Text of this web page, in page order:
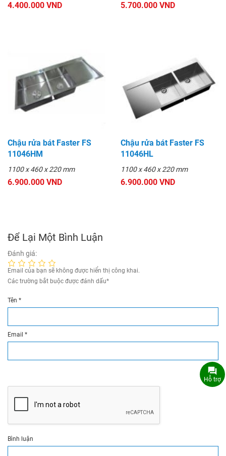
4.400.000 VND 5.700.000 VND
Chậu rửa bát Faster FS
11046HM
1100 x 460 x 220 mm
6.900.000 VND
Chậu rửa bát Faster FS
11046HL
1100 x 460 x 220 mm
6.900.000 VND
Để Lại Một Bình Luận
Đánh giá:
Email của bạn sẽ không được hiển thị công khai.
Các trường bắt buộc được đánh dấu*
Tên *
Email *
Bình luận
Hỗ trợ